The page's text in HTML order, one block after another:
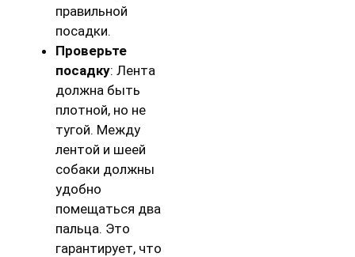
правильной
посадки.
Проверьте
посадку: Лента
должна быть
плотной, но не
тугой. Между
лентой и шеей
собаки должны
удобно
помещаться два
пальца. Это
гарантирует, что